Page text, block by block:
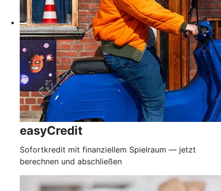
easyCredit
Sofortkredit mit finanziellem Spielraum — jetzt
berechnen und abschließen